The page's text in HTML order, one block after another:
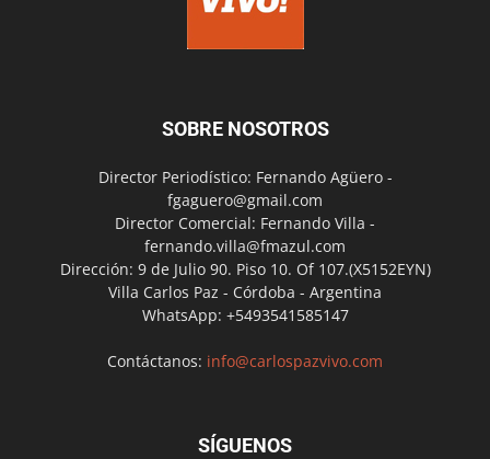
SOBRE NOSOTROS
Director Periodístico: Fernando Agüero -
fgaguero@gmail.com
Director Comercial: Fernando Villa -
fernando.villa@fmazul.com
Dirección: 9 de Julio 90. Piso 10. Of 107.(X5152EYN)
Villa Carlos Paz - Córdoba - Argentina
WhatsApp: +5493541585147
Contáctanos: info@carlospazvivo.com
SÍGUENOS